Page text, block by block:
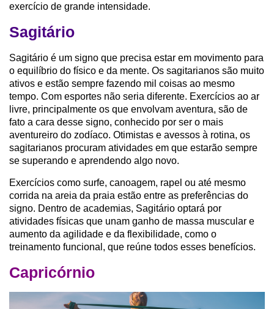
exercício de grande intensidade.
Sagitário
Sagitário é um signo que precisa estar em movimento para
o equilíbrio do físico e da mente. Os sagitarianos são muito
ativos e estão sempre fazendo mil coisas ao mesmo
tempo. Com esportes não seria diferente. Exercícios ao ar
livre, principalmente os que envolvam aventura, são de
fato a cara desse signo, conhecido por ser o mais
aventureiro do zodíaco. Otimistas e avessos à rotina, os
sagitarianos procuram atividades em que estarão sempre
se superando e aprendendo algo novo.
Exercícios como surfe, canoagem, rapel ou até mesmo
corrida na areia da praia estão entre as preferências do
signo. Dentro de academias, Sagitário optará por
atividades físicas que unam ganho de massa muscular e
aumento da agilidade e da flexibilidade, como o
treinamento funcional, que reúne todos esses benefícios.
Capricórnio